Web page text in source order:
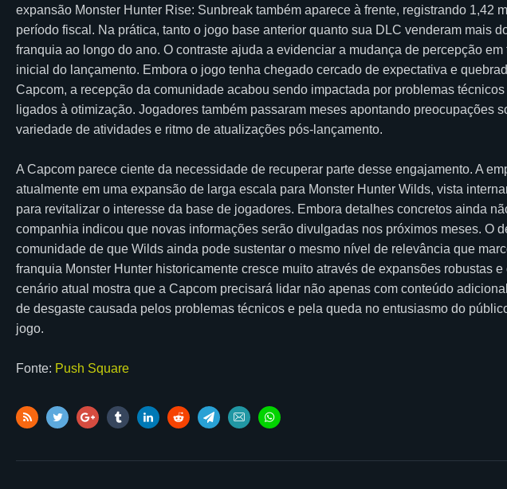
expansão Monster Hunter Rise: Sunbreak também aparece à frente, registrando 1,42
período fiscal. Na prática, tanto o jogo base anterior quanto sua DLC venderam mais
franquia ao longo do ano. O contraste ajuda a evidenciar a mudança de percepção
inicial do lançamento. Embora o jogo tenha chegado cercado de expectativa e
Capcom, a recepção da comunidade acabou sendo impactada por problemas
ligados à otimização. Jogadores também passaram meses apontando preocupações
variedade de atividades e ritmo de atualizações pós-lançamento.
A Capcom parece ciente da necessidade de recuperar parte desse engajamento. A
atualmente em uma expansão de larga escala para Monster Hunter Wilds, vista
para revitalizar o interesse da base de jogadores. Embora detalhes concretos ainda
companhia indicou que novas informações serão divulgadas nos próximos meses. O
comunidade de que Wilds ainda pode sustentar o mesmo nível de relevância que
franquia Monster Hunter historicamente cresce muito através de expansões robustas
cenário atual mostra que a Capcom precisará lidar não apenas com conteúdo
de desgaste causada pelos problemas técnicos e pela queda no entusiasmo do
jogo.
Fonte: Push Square